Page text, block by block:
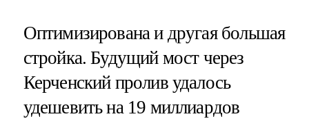
Оптимизирована и другая большая
стройка. Будущий мост через
Керченский пролив удалось
удешевить на 19 миллиардов